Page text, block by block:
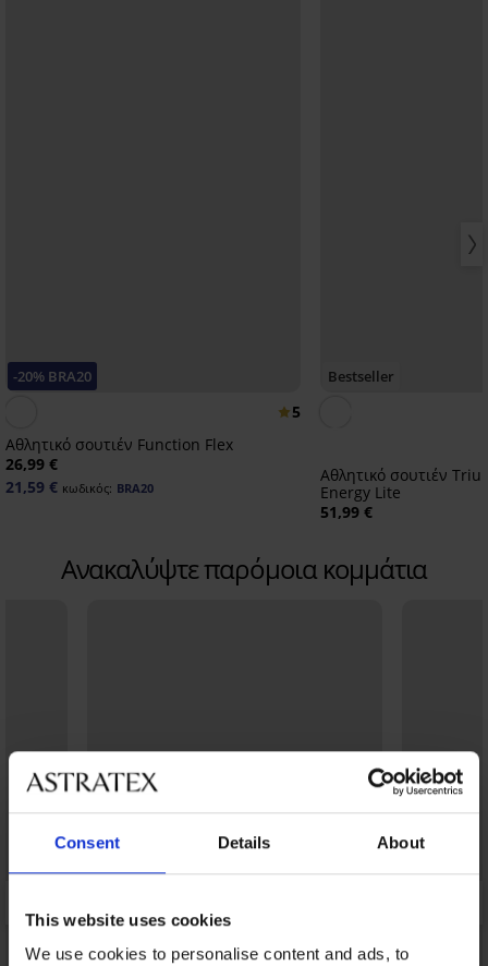
Consent Details About
This website uses cookies
We use cookies to personalise content and ads, to
-20% BRA20
5
Αθλητικό σουτιέν Function Flex
26,99 €
21,59 € κωδικός: BRA20
Bestseller
Αθλητικό σουτιέν
Energy Lite
51,99 €
Ανακαλύψτε παρόμοια κομμάτια